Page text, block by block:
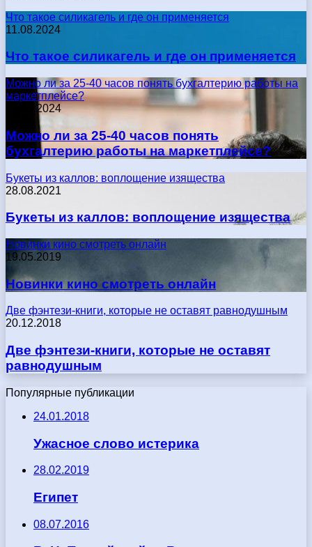
Что такое силикагель и где он применяется
11.08.2024
Что такое силикагель и где он применяется
Можно ли за 25-40 часов понять бухгалтерию работы на
маркетплейсе?
17.05.2024
Можно ли за 25-40 часов понять
бухгалтерию работы на маркетплейсе?
Букеты из каллов: воплощение изящества
28.08.2021
Букеты из каллов: воплощение изящества
Новинки кино смотреть онлайн
19.05.2019
Новинки кино смотреть онлайн
Две фэнтези-книги, которые не оставят равнодушным
20.12.2018
Две фэнтези-книги, которые не оставят
равнодушным
Популярные публикации
24.01.2018
Ужасное слово истерика
28.02.2019
Египет
08.07.2016